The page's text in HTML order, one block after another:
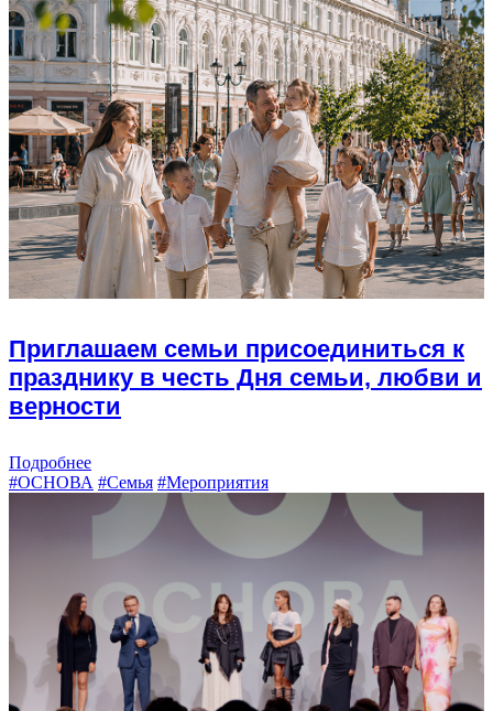
Приглашаем семьи присоединиться к
празднику в честь Дня семьи, любви и
верности
Подробнее
#ОСНОВА #Семья #Мероприятия